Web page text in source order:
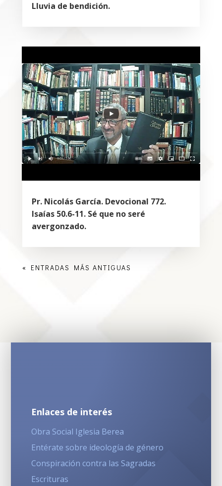
Lluvia de bendición.
Pr. Nicolás García. Devocional 772.
Isaías 50.6-11. Sé que no seré
avergonzado.
« ENTRADAS MÁS ANTIGUAS
Enlaces de interés
Obra Social Iglesia Berea
Entérate sobre ideología de género
Conspiración contra las Sagradas
Escrituras